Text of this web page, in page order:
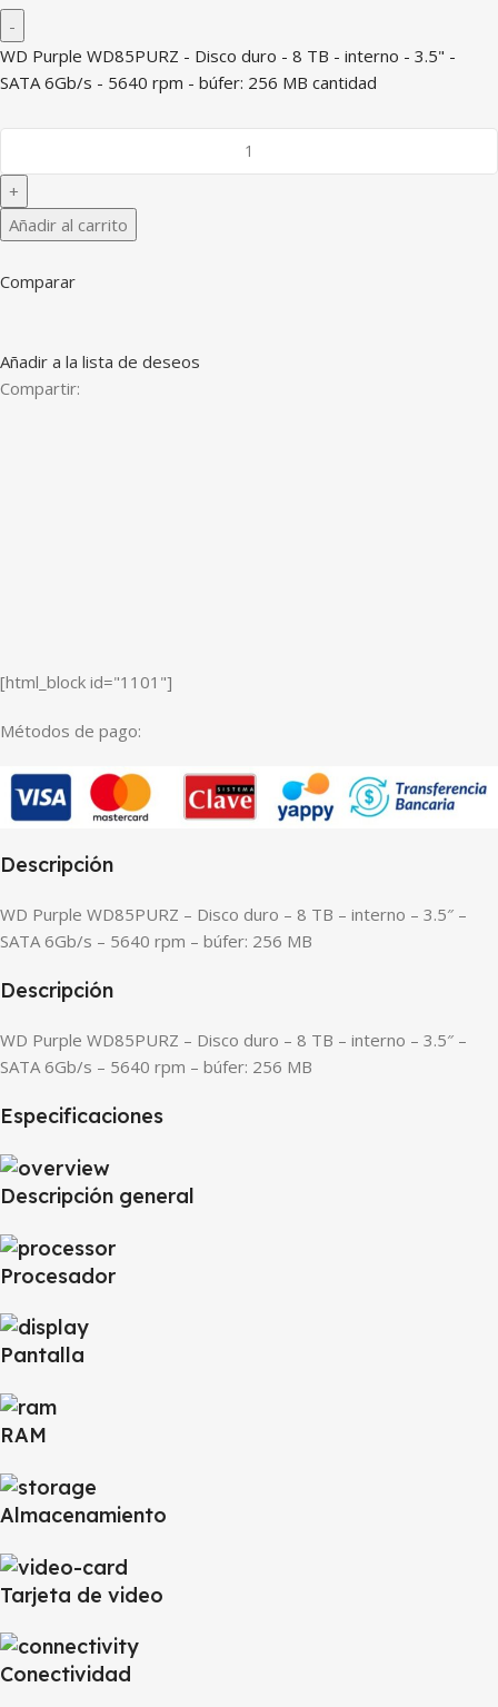
WD Purple WD85PURZ - Disco duro - 8 TB - interno - 3.5" -
SATA 6Gb/s - 5640 rpm - búfer: 256 MB cantidad
Añadir al carrito
Comparar
Añadir a la lista de deseos
Compartir:
[html_block id="1101"]
Métodos de pago:
Descripción
WD Purple WD85PURZ – Disco duro – 8 TB – interno – 3.5″ –
SATA 6Gb/s – 5640 rpm – búfer: 256 MB
Descripción
WD Purple WD85PURZ – Disco duro – 8 TB – interno – 3.5″ –
SATA 6Gb/s – 5640 rpm – búfer: 256 MB
Especificaciones
Descripción general
Procesador
Pantalla
RAM
Almacenamiento
Tarjeta de video
Conectividad